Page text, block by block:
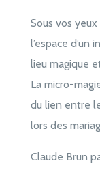
Sous vos
l’espace
lieu magique
La micro-
du lien entre
lors des
Claude Brun